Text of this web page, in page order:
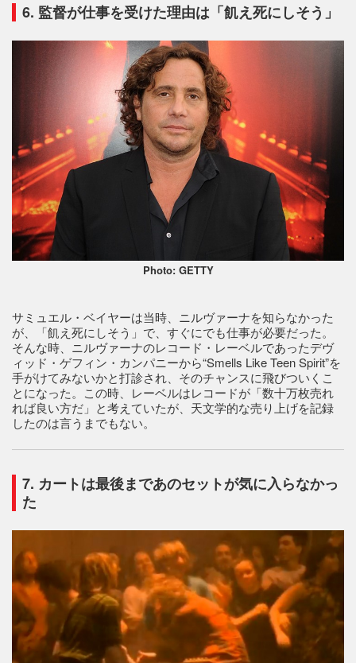
6. 監督が仕事を受けた理由は「飢え死にしそう」
Photo: GETTY
サミュエル・ベイヤーは当時、ニルヴァーナを知らなかった
が、「飢え死にしそう」で、すぐにでも仕事が必要だった。
そんな時、ニルヴァーナのレコード・レーベルであったデヴ
ィッド・ゲフィン・カンパニーから“Smells Like Teen Spirit”を
手がけてみないかと打診され、そのチャンスに飛びついくこ
とになった。この時、レーベルはレコードが「数十万枚売れ
れば良い方だ」と考えていたが、天文学的な売り上げを記録
したのは言うまでもない。
7. カートは最後まであのセットが気に入らなかっ
た